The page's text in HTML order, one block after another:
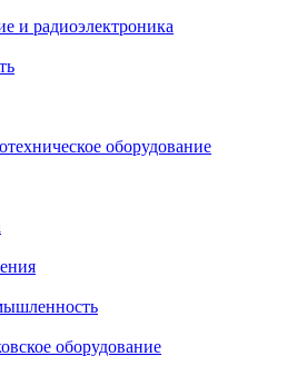
и радиоэлектроника
оборудование
оборудование